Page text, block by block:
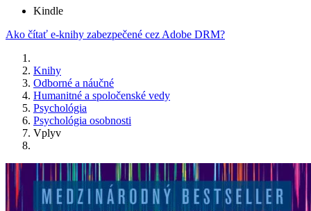
Kindle
Ako čítať e-knihy zabezpečené cez Adobe DRM?
Knihy
Odborné a náučné
Humanitné a spoločenské vedy
Psychológia
Psychológia osobnosti
Vplyv